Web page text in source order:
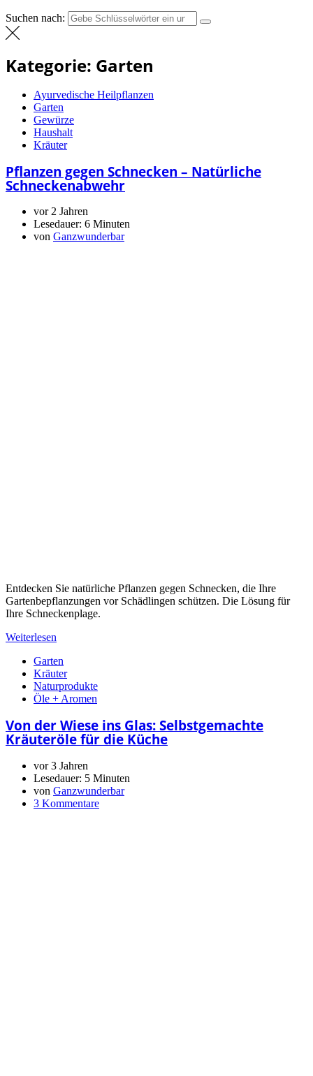
Suchen nach:
Kategorie: Garten
Ayurvedische Heilpflanzen
Garten
Gewürze
Haushalt
Kräuter
Pflanzen gegen Schnecken – Natürliche
Schneckenabwehr
vor 2 Jahren
Lesedauer: 6 Minuten
von Ganzwunderbar
Entdecken Sie natürliche Pflanzen gegen Schnecken, die Ihre
Gartenbepflanzungen vor Schädlingen schützen. Die Lösung für
Ihre Schneckenplage.
Weiterlesen
Garten
Kräuter
Naturprodukte
Öle + Aromen
Von der Wiese ins Glas: Selbstgemachte
Kräuteröle für die Küche
vor 3 Jahren
Lesedauer: 5 Minuten
von Ganzwunderbar
3 Kommentare